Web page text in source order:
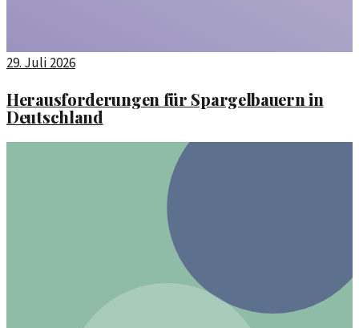
29. Juli 2026
Herausforderungen für Spargelbauern in
Deutschland